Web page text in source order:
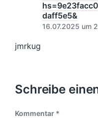
daff5e5&
16.07.2025 um
jmrkug
Schreibe
Kommentar *